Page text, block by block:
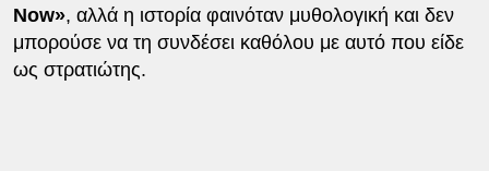
Now», αλλά η ιστορία φαινόταν μυθολογική και δεν
μπορούσε να τη συνδέσει καθόλου με αυτό που είδε
ως στρατιώτης.